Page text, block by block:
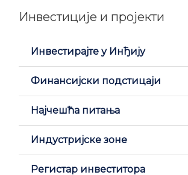
Инвестиције и пројекти
Инвестирајте у Инђију
Финансијски подстицаји
Најчешћа питања
Индустријске зоне
Регистар инвеститора